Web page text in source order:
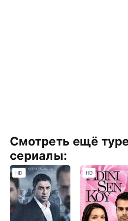
Смотреть ещё
сериалы:
HD HD